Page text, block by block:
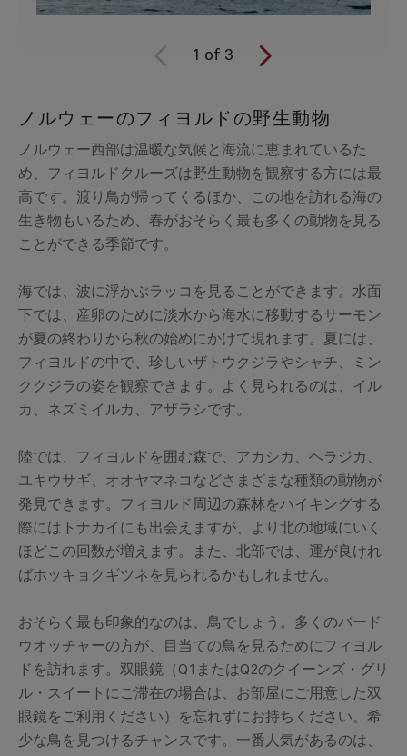
1 of 3
ノルウェーのフィヨルドの野生動物
ノルウェー西部は温暖な気候と海流に恵まれているた
め、フィヨルドクルーズは野生動物を観察する方には最
高です。渡り鳥が帰ってくるほか、この地を訪れる海の
生き物もいるため、春がおそらく最も多くの動物を見る
ことができる季節です。
海では、波に浮かぶラッコを見ることができます。水面
下では、産卵のために淡水から海水に移動するサーモン
が夏の終わりから秋の始めにかけて現れます。夏には、
フィヨルドの中で、珍しいザトウクジラやシャチ、ミン
ククジラの姿を観察できます。よく見られるのは、イル
カ、ネズミイルカ、アザラシです。
陸では、フィヨルドを囲む森で、アカシカ、ヘラジカ、
ユキウサギ、オオヤマネコなどさまざまな種類の動物が
発見できます。フィヨルド周辺の森林をハイキングする
際にはトナカイにも出会えますが、より北の地域にいく
ほどこの回数が増えます。また、北部では、運が良けれ
ばホッキョクギツネを見られるかもしれません。
おそらく最も印象的なのは、鳥でしょう。多くのバード
ウオッチャーの方が、目当ての鳥を見るためにフィヨル
ドを訪れます。双眼鏡（Q1またはQ2のクイーンズ・グリ
ル・スイートにご滞在の場合は、お部屋にご用意した双
眼鏡をご利用ください）を忘れずにお持ちください。希
少な鳥を見つけるチャンスです。一番人気があるのは、